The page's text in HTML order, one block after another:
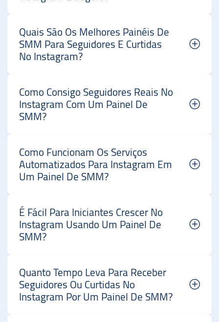
Quais São Os Melhores Painéis De
SMM Para Seguidores E Curtidas
No Instagram?
Como Consigo Seguidores Reais No
Instagram Com Um Painel De
SMM?
Como Funcionam Os Serviços
Automatizados Para Instagram Em
Um Painel De SMM?
É Fácil Para Iniciantes Crescer No
Instagram Usando Um Painel De
SMM?
Quanto Tempo Leva Para Receber
Seguidores Ou Curtidas No
Instagram Por Um Painel De SMM?